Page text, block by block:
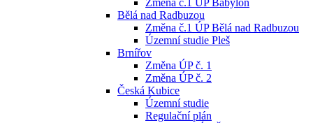
Změna č.1 ÚP Babylon
Bělá nad Radbuzou
Změna č.1 ÚP Bělá nad Radbuzou
Územní studie Pleš
Brnířov
Změna ÚP č. 1
Změna ÚP č. 2
Česká Kubice
Územní studie
Regulační plán